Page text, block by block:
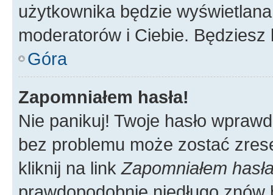
użytkownika będzie
moderatorów i Ciebie.
Góra
Zapomniałem hasła!
Nie panikuj! Twoje hasło
bez problemu może zostać
kliknij na link Zapomniałem